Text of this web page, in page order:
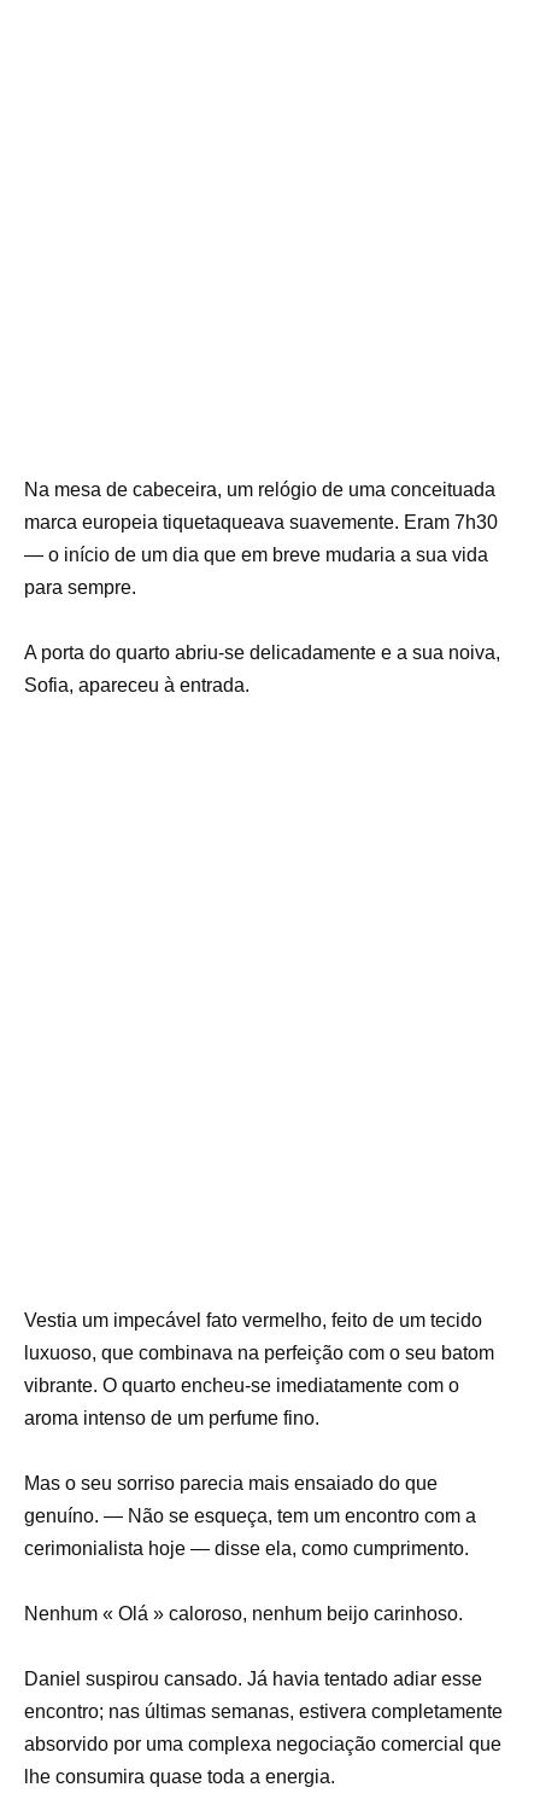
Na mesa de cabeceira, um relógio de uma conceituada
marca europeia tiquetaqueava suavemente. Eram 7h30
— o início de um dia que em breve mudaria a sua vida
para sempre.
A porta do quarto abriu-se delicadamente e a sua noiva,
Sofia, apareceu à entrada.
Vestia um impecável fato vermelho, feito de um tecido
luxuoso, que combinava na perfeição com o seu batom
vibrante. O quarto encheu-se imediatamente com o
aroma intenso de um perfume fino.
Mas o seu sorriso parecia mais ensaiado do que
genuíno. — Não se esqueça, tem um encontro com a
cerimonialista hoje — disse ela, como cumprimento.
Nenhum « Olá » caloroso, nenhum beijo carinhoso.
Daniel suspirou cansado. Já havia tentado adiar esse
encontro; nas últimas semanas, estivera completamente
absorvido por uma complexa negociação comercial que
lhe consumira quase toda a energia.